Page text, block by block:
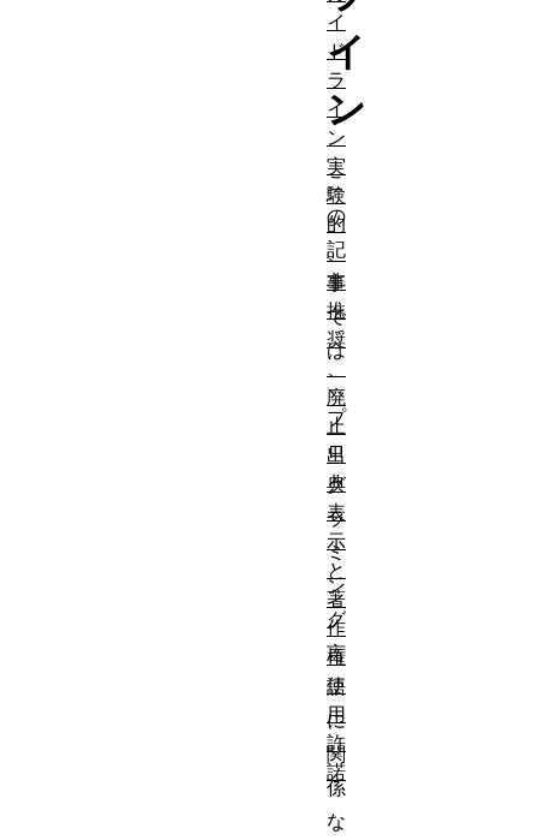
イ
ン
こ
の
記
事
で
は
、
プ
ロ
グ
ラ
ミ
ン
グ
言
語
に
関
係
な
イ
ド
ラ
イ
ン
実
験
的
、
非
推
奨
、
廃
止
出
典
表
示
と
著
作
権
使
用
許
諾